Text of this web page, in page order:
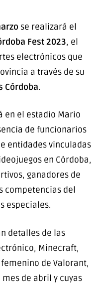
se realizará el
Fest 2023, el
electrónicos que
a través de su
Córdoba.
en el estadio Mario
de funcionarios
entidades vinculadas
en Córdoba,
ganadores de
competencias del
especiales.
detalles de las
Minecraft,
de Valorant,
de abril y cuyas